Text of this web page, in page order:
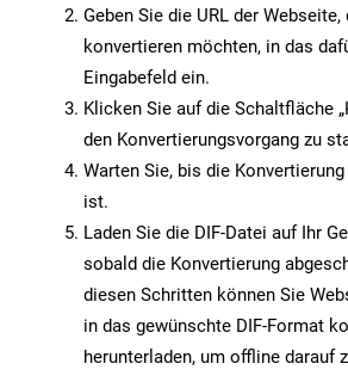
Geben Sie die URL der Webseite,
konvertieren möchten, in das
Eingabefeld ein.
Klicken Sie auf die Schaltfläche
den Konvertierungsvorgang zu
Warten Sie, bis die
ist.
Laden Sie die DIF-Datei auf Ihr
sobald die Konvertierung
diesen Schritten können Sie
in das gewünschte DIF-Format
herunterladen, um offline darauf